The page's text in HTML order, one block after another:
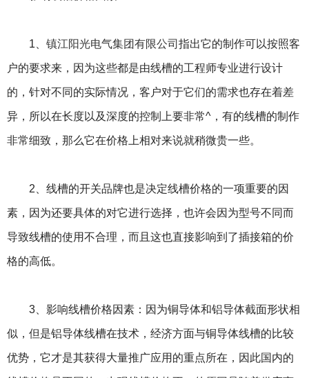
1、 镇江阳光电气集团有限公司 指出它的制作可以按照客
户的要求来，因为这些都是由线槽的工程师专业进行设计
的，针对不同的实际情况，客户对于它们的需求也存在着差
异，所以在长度以及深度的控制上要非常^，有的线槽的制作
非常细致，那么它在价格上相对来说就稍微贵一些。
2、线槽的开关品牌也是决定线槽价格的一项重要的因
素，因为还要具体的对它进行选择，也许会因为型号不同而
导致线槽的使用不合理，而且这也直接影响到了插接箱的价
格的高低。
3、影响线槽价格因素：因为铜导体和铝导体截面形状相
似，但是铝导体线槽在技术，经济方面与铜导体线槽的比较
优势，它才是其获得大量推广应用的重点所在，因此国内的